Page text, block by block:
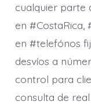
cualquier parte
en
en #telefónos
desvíos a
control para
consulta de